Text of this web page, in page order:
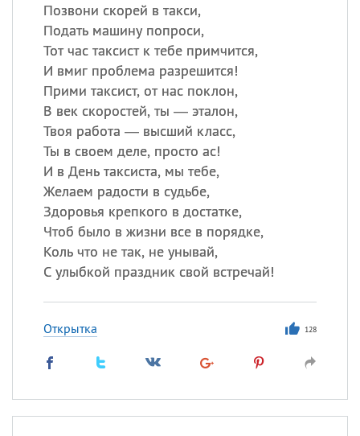
Позвони скорей в такси,
Подать машину попроси,
Тот час таксист к тебе примчится,
И вмиг проблема разрешится!
Прими таксист, от нас поклон,
В век скоростей, ты — эталон,
Твоя работа — высший класс,
Ты в своем деле, просто ас!
И в День таксиста, мы тебе,
Желаем радости в судьбе,
Здоровья крепкого в достатке,
Чтоб было в жизни все в порядке,
Коль что не так, не унывай,
С улыбкой праздник свой встречай!
Открытка 128